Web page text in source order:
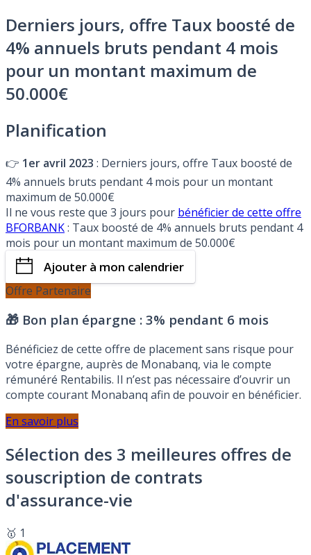
Derniers jours, offre Taux boosté de
4% annuels bruts pendant 4 mois
pour un montant maximum de
50.000€
Planification
👉 1er avril 2023 : Derniers jours, offre Taux boosté de
4% annuels bruts pendant 4 mois pour un montant
maximum de 50.000€
Il ne vous reste que 3 jours pour bénéficier de cette offre
BFORBANK: Taux boosté de 4% annuels bruts pendant 4
mois pour un montant maximum de 50.000€
Ajouter à mon calendrier
Offre Partenaire
🎁 Bon plan épargne : 3% pendant 6 mois
Bénéficiez de cette offre de placement sans risque pour
votre épargne, auprès de Monabanq, via le compte
rémunéré Rentabilis. Il n’est pas nécessaire d’ouvrir un
compte courant Monabanq afin de pouvoir en bénéficier.
En savoir plus
Sélection des 3 meilleures offres de
souscription de contrats
d'assurance-vie
🥇 1